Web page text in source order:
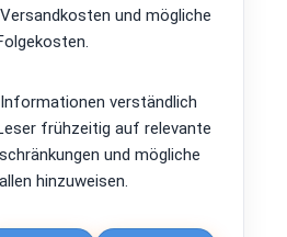
und mögliche
verständlich
frühzeitig auf relevante
und mögliche
hinzuweisen.